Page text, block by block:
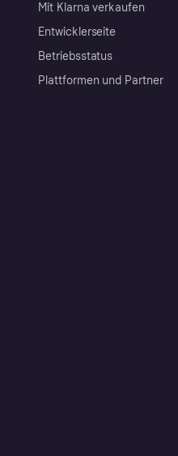
Mit Klarna verkaufen
Entwicklerseite
Betriebsstatus
Plattformen und Partner